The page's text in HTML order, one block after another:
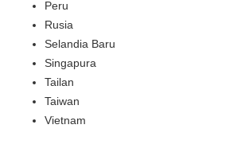
Peru
Rusia
Selandia Baru
Singapura
Tailan
Taiwan
Vietnam